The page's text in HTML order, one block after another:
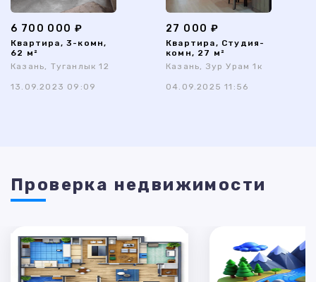
6 700 000 ₽
Квартира, 3-комн,
62 м²
Казань, Туганлык 12
13.09.2023 09:09
27 000 ₽
Квартира, Студия-
комн, 27 м²
Казань, Зур Урам 1к
04.09.2025 11:56
Проверка недвижимости